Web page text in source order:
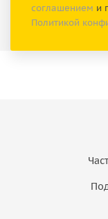
соглашением и
Политикой